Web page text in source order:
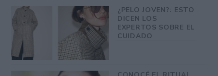
¿PELO JOVEN?: ESTO
DICEN LOS
EXPERTOS SOBRE EL
CUIDADO